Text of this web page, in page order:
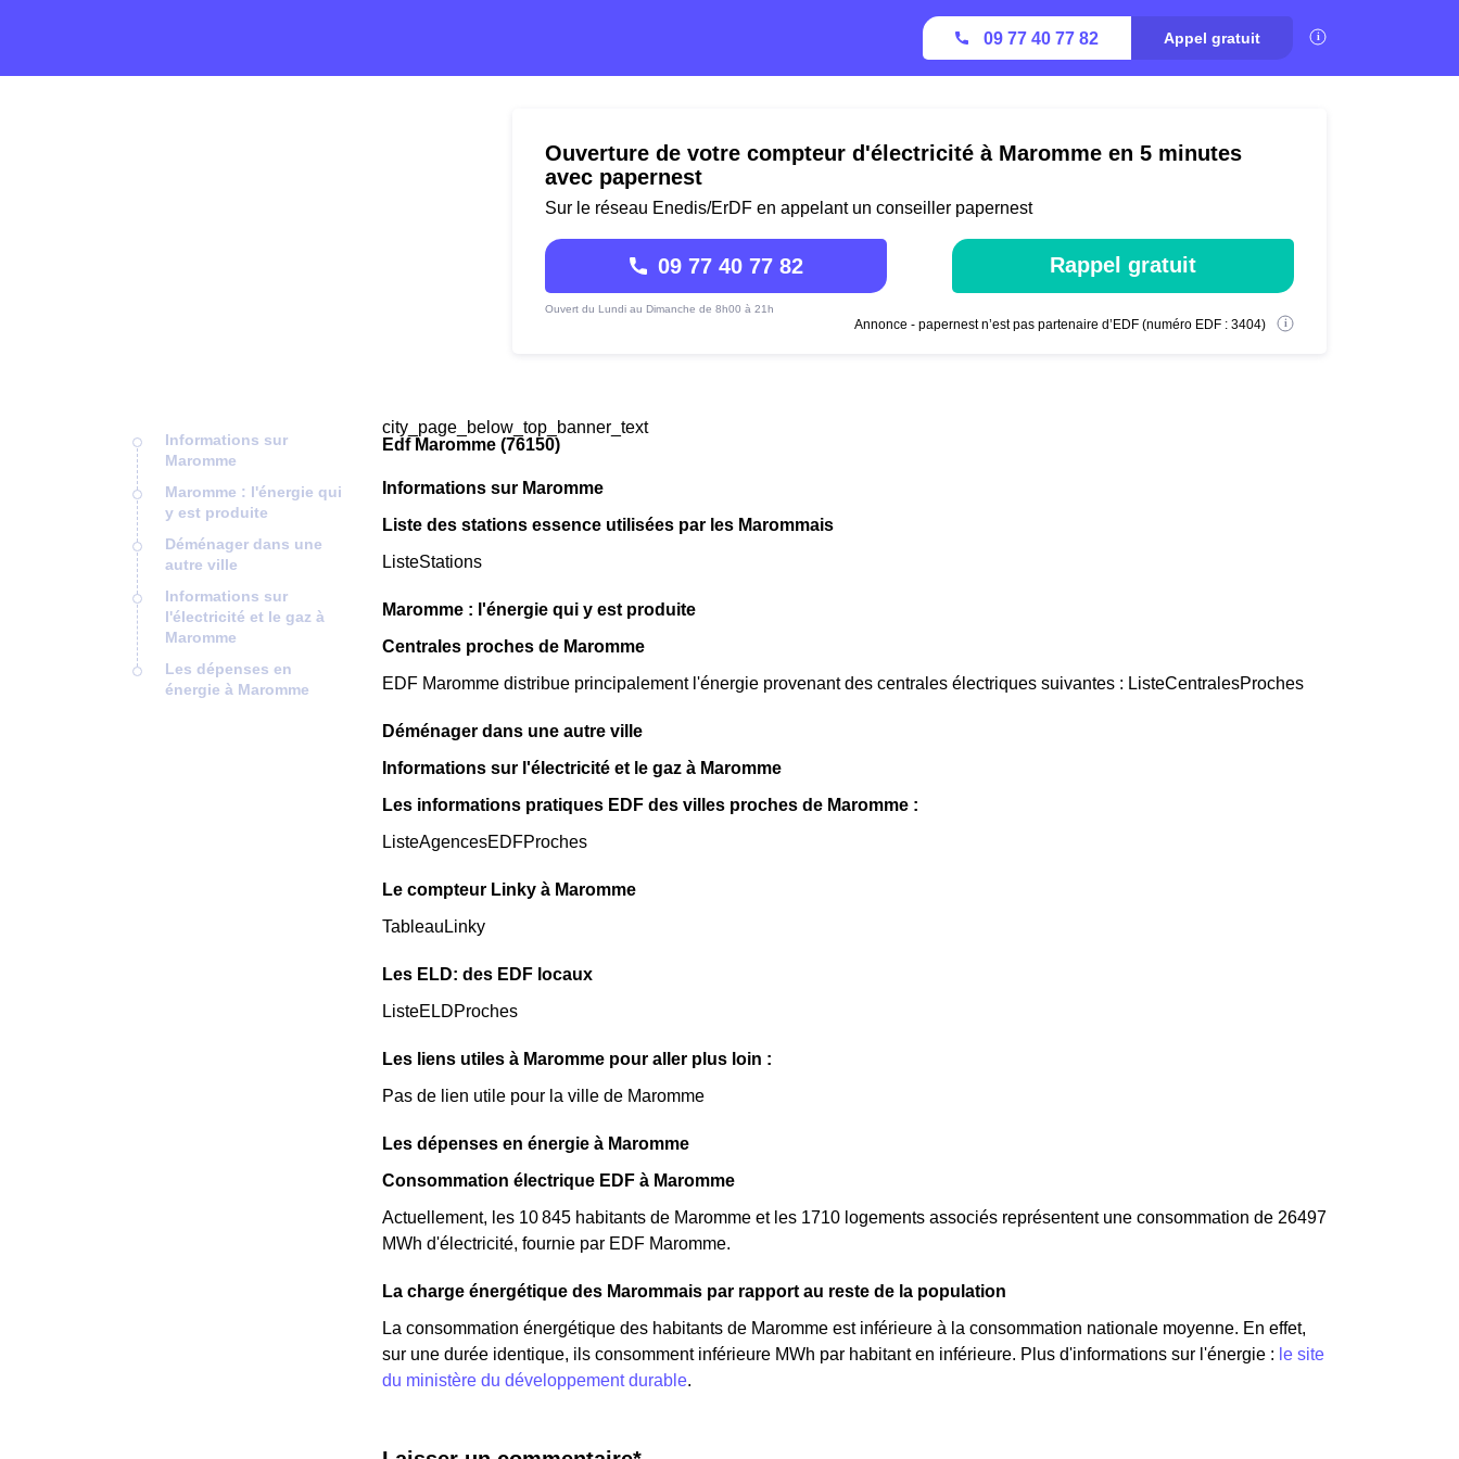
09 77 40 77 82 Appel gratuit
Ouverture de votre compteur d'électricité à Maromme en 5 minutes
avec papernest
Sur le réseau Enedis/ErDF en appelant un conseiller papernest
09 77 40 77 82
Ouvert du Lundi au Dimanche de 8h00 à 21h
Rappel gratuit
Annonce - papernest n’est pas partenaire d’EDF (numéro EDF : 3404)
Informations sur
Maromme
Maromme : l'énergie qui
y est produite
Déménager dans une
autre ville
Informations sur
l'électricité et le gaz à
Maromme
Les dépenses en
énergie à Maromme
city_page_below_top_banner_text
Edf Maromme (76150)
Informations sur Maromme
Liste des stations essence utilisées par les Marommais
ListeStations
Maromme : l'énergie qui y est produite
Centrales proches de Maromme
EDF Maromme distribue principalement l'énergie provenant des centrales électriques suivantes : ListeCentralesProches
Déménager dans une autre ville
Informations sur l'électricité et le gaz à Maromme
Les informations pratiques EDF des villes proches de Maromme :
ListeAgencesEDFProches
Le compteur Linky à Maromme
TableauLinky
Les ELD: des EDF locaux
ListeELDProches
Les liens utiles à Maromme pour aller plus loin :
Pas de lien utile pour la ville de Maromme
Les dépenses en énergie à Maromme
Consommation électrique EDF à Maromme
Actuellement, les 10 845 habitants de Maromme et les 1710 logements associés représentent une consommation de 26497
MWh d'électricité, fournie par EDF Maromme.
La charge énergétique des Marommais par rapport au reste de la population
La consommation énergétique des habitants de Maromme est inférieure à la consommation nationale moyenne. En effet,
sur une durée identique, ils consomment inférieure MWh par habitant en inférieure. Plus d'informations sur l'énergie : le site
du ministère du développement durable.